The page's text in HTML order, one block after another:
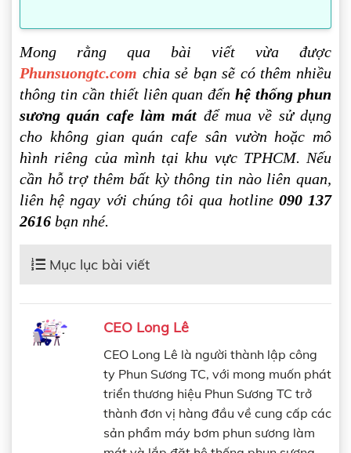
Mong rằng qua bài viết vừa được
Phunsuongtc.com chia sẻ bạn sẽ có thêm nhiều
thông tin cần thiết liên quan đếnhệ thống phun
sương quán cafe làm mát để mua về sử dụng
cho không gian quán cafe sân vườn hoặc mô
hình riêng của mình tại khu vực TPHCM. Nếu
cần hỗ trợ thêm bất kỳ thông tin nào liên quan,
liên hệ ngay với chúng tôi qua hotline 090 137
2616 bạn nhé.
Mục lục bài viết
Giới thiệu về hệ thống phun sương làm mát
quán cafe
Hệ thống phun sương làm mát quán cafe bao
gồm những thiết bị nào?
Máy bơm tăng áp phun sương
Máy bơm sương trần
Máy bơm sương hộp
Máy bơm phun sương cao áp
CEO Long Lê
CEO Long Lê là người thành lập công
ty Phun Sương TC, với mong muốn phát
triển thương hiệu Phun Sương TC trở
thành đơn vị hàng đầu về cung cấp các
sản phẩm máy bơm phun sương làm